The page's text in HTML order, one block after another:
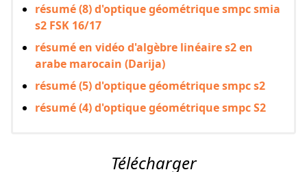
résumé (8) d'optique géométrique smpc smia
s2 FSK 16/17
résumé en vidéo d'algèbre linéaire s2 en
arabe marocain (Darija)
résumé (5) d'optique géométrique smpc s2
résumé (4) d'optique géométrique smpc S2
Télécharger